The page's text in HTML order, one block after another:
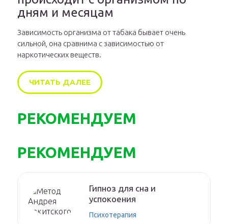
дням и месяцам
Зависимость организма от табака бывает очень
сильной, она сравнима с зависимостью от
наркотических веществ.
ЧИТАТЬ ДАЛЕЕ
РЕКОМЕНДУЕМ
РЕКОМЕНДУЕМ
Гипноз для сна и
успокоения
Психотерапия